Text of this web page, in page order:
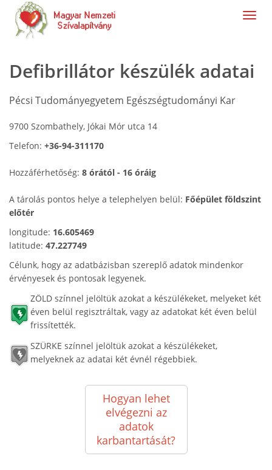
Defibrillátor készülék adatai
Pécsi Tudományegyetem Egészségtudományi Kar
9700 Szombathely, Jókai Mór utca 14
Telefon: +36-94-311170
Hozzáférhetőség: 8 órától - 16 óráig
A tárolás pontos helye a telephelyen belül: Főépület földszint
előtér
longitude: 16.605469
latitude: 47.227749
Célunk, hogy az adatbázisban szereplő adatok mindenkor
érvényesek és pontosak legyenek.
ZÖLD színnel jelöltük azokat a készülékeket, melyeket két
éven belül regisztráltak, vagy az adatokat két éven belül
frissítették.
SZÜRKE színnel jelöltük azokat a készülékeket,
melyeknek az adatai két évnél régebbiek.
Hogyan lehet
elvégezni az
adatok
karbantartását?